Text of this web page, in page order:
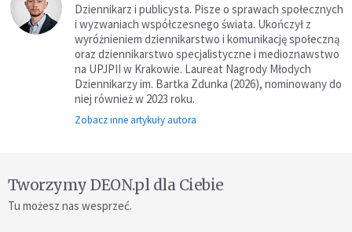
Dziennikarz i publicysta. Pisze o sprawach społecznych
i wyzwaniach współczesnego świata. Ukończył z
wyróżnieniem dziennikarstwo i komunikację społeczną
oraz dziennikarstwo specjalistyczne i medioznawstwo
na UPJPII w Krakowie. Laureat Nagrody Młodych
Dziennikarzy im. Bartka Zdunka (2026), nominowany do
niej również w 2023 roku.
Zobacz inne artykuły autora
Tworzymy DEON.pl dla Ciebie
Tu możesz nas wesprzeć.